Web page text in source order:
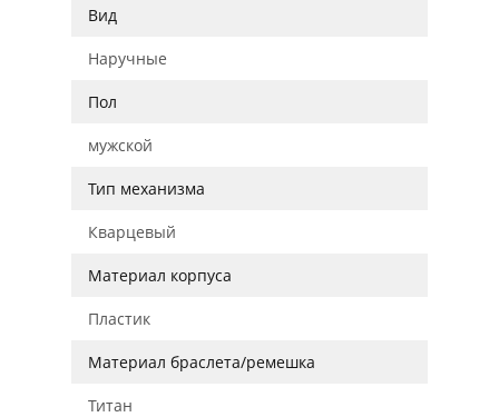
Вид
Наручные
Пол
мужской
Тип механизма
Кварцевый
Материал корпуса
Пластик
Материал браслета/ремешка
Титан